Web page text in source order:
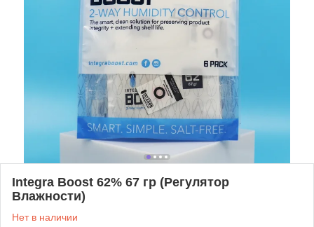
Integra Boost 62% 67 гр (Регулятор
Влажности)
Нет в наличии